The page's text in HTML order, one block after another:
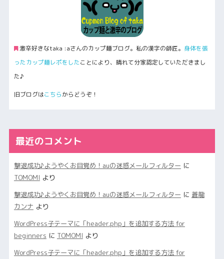
激辛好きなtaka :aさんのカップ麺ブログ。私の漢字の師匠。 身体を張
ったカップ麺レポをしたことにより、晴れて分家認定していただきまし
た♪
旧ブログはこちらからどうぞ！
最近のコメント
撃退成功♪ようやくお目覚め！auの迷惑メールフィルター に
TOMOMI より
撃退成功♪ようやくお目覚め！auの迷惑メールフィルター に 蒼龍
カンナ より
WordPress子テーマに「header.php」を追加する方法 for
beginners に TOMOMI より
WordPress子テーマに「header.php」を追加する方法 for